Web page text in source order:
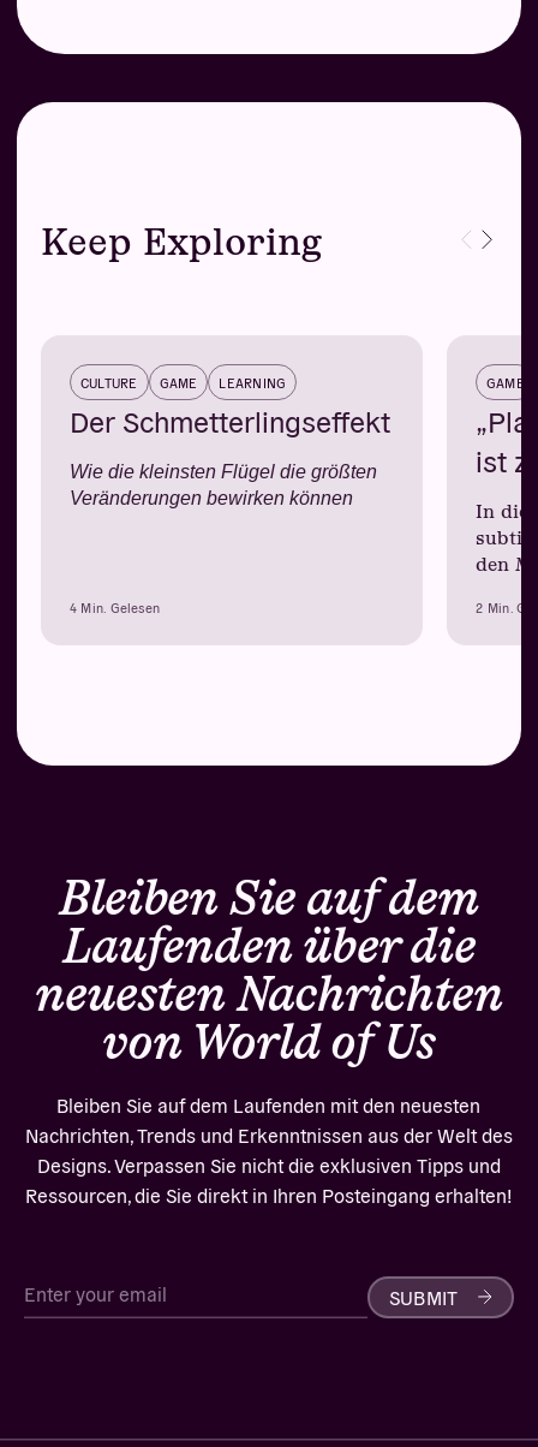
Keep Exploring
CULTURE GAME LEARNING
Der Schmetterlingseffekt
Wie die kleinsten Flügel die größten
Veränderungen bewirken können
4 Min. Gelesen
GAME
ist
In
den
2 Min.
Bleiben Sie auf dem
Laufenden über die
neuesten Nachrichten
von World of Us
Bleiben Sie auf dem Laufenden mit den neuesten
Nachrichten, Trends und Erkenntnissen aus der Welt des
Designs. Verpassen Sie nicht die exklusiven Tipps und
Ressourcen, die Sie direkt in Ihren Posteingang erhalten!
SUBMIT